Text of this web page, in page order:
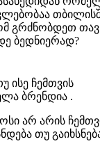
ისე ჩემთვის
ბრენდია .
არ არის
თუ